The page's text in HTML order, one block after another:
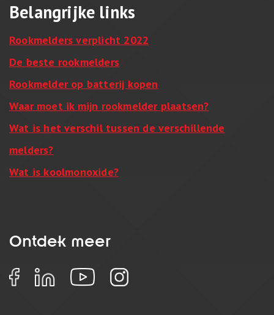
Belangrijke links
Rookmelders verplicht 2022
De beste rookmelders
Rookmelder op batterij kopen
Waar moet ik mijn rookmelder plaatsen?
Wat is het verschil tussen de verschillende
melders?
Wat is koolmonoxide?
Ontdek meer